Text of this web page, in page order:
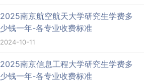
2025南京航空航天大学研究生学费多
少钱一年-各专业收费标准
2024-10-11
2025南京信息工程大学研究生学费多
少钱一年-各专业收费标准